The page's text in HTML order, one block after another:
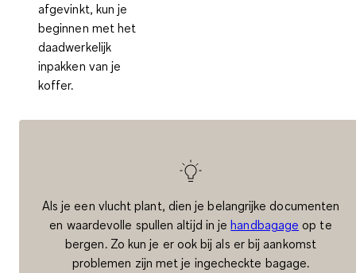
afgevinkt, kun je
beginnen met het
daadwerkelijk
inpakken van je
koffer.
Als je een vlucht plant, dien je belangrijke documenten
en waardevolle spullen altijd in jehandbagage op te
bergen. Zo kun je er ook bij als er bij aankomst
problemen zijn met je ingecheckte bagage.